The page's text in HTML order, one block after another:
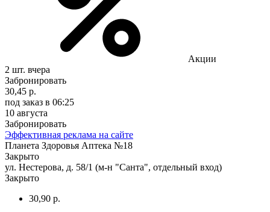
Акции
2 шт. вчера
Забронировать
30,45 р.
под заказ в 06:25
10 августа
Забронировать
Эффективная реклама на сайте
Планета Здоровья Аптека №18
Закрыто
ул. Нестерова, д. 58/1 (м-н "Санта", отдельный вход)
Закрыто
30,90 р.